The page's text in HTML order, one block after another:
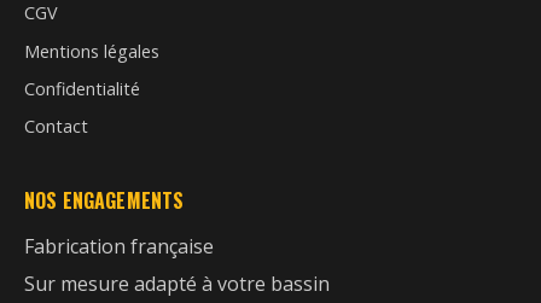
CGV
Mentions légales
Confidentialité
Contact
NOS ENGAGEMENTS
Fabrication française
Sur mesure adapté à votre bassin